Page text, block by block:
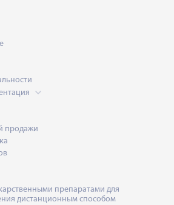
продажи
препаратами для
дистанционным способом